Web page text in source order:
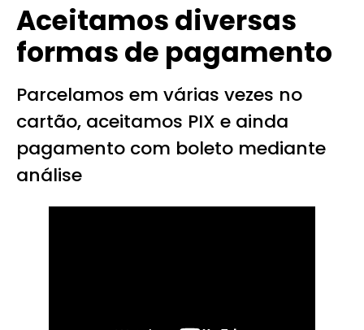
Aceitamos diversas
formas de pagamento
Parcelamos em várias vezes no
cartão, aceitamos PIX e ainda
pagamento com boleto mediante
análise